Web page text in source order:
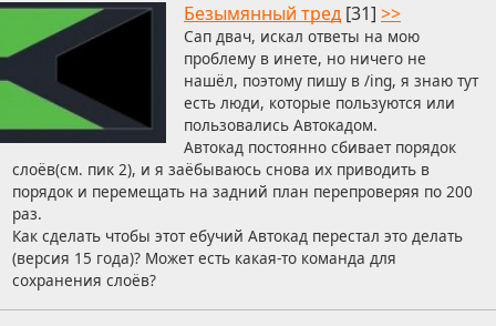
Безымянный тред [31] >>
Сап двач, искал ответы на мою
проблему в инете, но ничего не
нашёл, поэтому пишу в /ing, я знаю тут
есть люди, которые пользуются или
пользовались Автокадом.
Автокад постоянно сбивает порядок
слоёв(см. пик 2), и я заёбываюсь снова их приводить в
порядок и перемещать на задний план перепроверяя по 200
раз.
Как сделать чтобы этот ебучий Автокад перестал это делать
(версия 15 года)? Может есть какая-то команда для
сохранения слоёв?